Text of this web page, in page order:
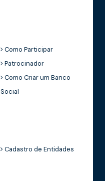
Como Participar
Patrocinador
Como Criar um Banco
Social
Cadastro de Entidades